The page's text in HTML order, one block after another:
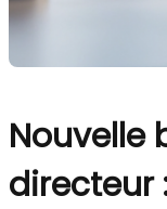
Nouvelle
directeur